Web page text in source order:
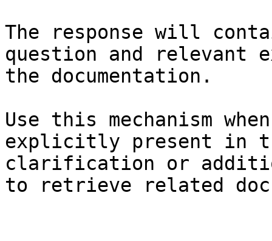
The response will
question and relevant
the documentation.
Use this mechanism
explicitly present in
clarification or